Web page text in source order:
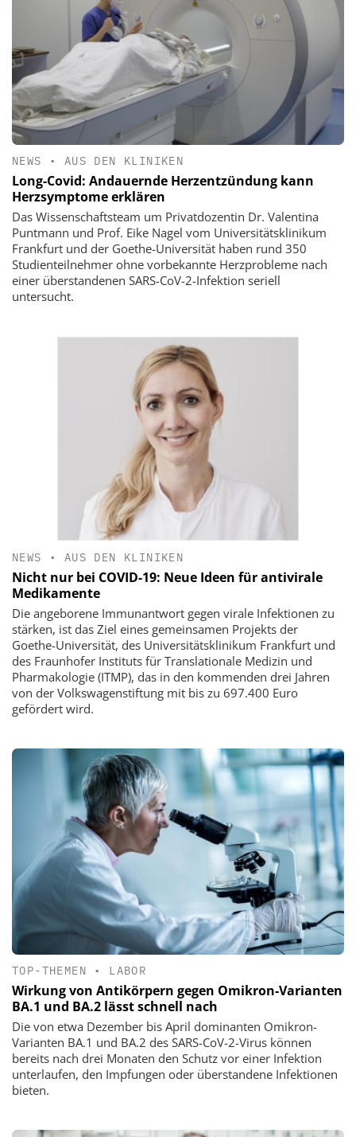
NEWS • AUS DEN KLINIKEN
Long-Covid: Andauernde Herzentzündung kann
Herzsymptome erklären
Das Wissenschaftsteam um Privatdozentin Dr. Valentina
Puntmann und Prof. Eike Nagel vom Universitätsklinikum
Frankfurt und der Goethe-Universität haben rund 350
Studienteilnehmer ohne vorbekannte Herzprobleme nach
einer überstandenen SARS-CoV-2-Infektion seriell
untersucht.
NEWS • AUS DEN KLINIKEN
Nicht nur bei COVID-19: Neue Ideen für antivirale
Medikamente
Die angeborene Immunantwort gegen virale Infektionen zu
stärken, ist das Ziel eines gemeinsamen Projekts der
Goethe-Universität, des Universitätsklinikum Frankfurt und
des Fraunhofer Instituts für Translationale Medizin und
Pharmakologie (ITMP), das in den kommenden drei Jahren
von der Volkswagenstiftung mit bis zu 697.400 Euro
gefördert wird.
TOP-THEMEN • LABOR
Wirkung von Antikörpern gegen Omikron-Varianten
BA.1 und BA.2 lässt schnell nach
Die von etwa Dezember bis April dominanten Omikron-
Varianten BA.1 und BA.2 des SARS-CoV-2-Virus können
bereits nach drei Monaten den Schutz vor einer Infektion
unterlaufen, den Impfungen oder überstandene Infektionen
bieten.